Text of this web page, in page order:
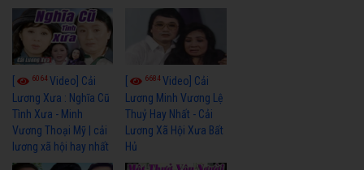
6064Video] Cải
Lương Xưa : Nghĩa Cũ
Tình Xưa - Minh
Vương Thoại Mỹ | cải
lương xã hội hay nhất
6684Video] Cải
Lương Minh Vương Lệ
Thuỷ Hay Nhất - Cải
Lương Xã Hội Xưa Bất
Hủ